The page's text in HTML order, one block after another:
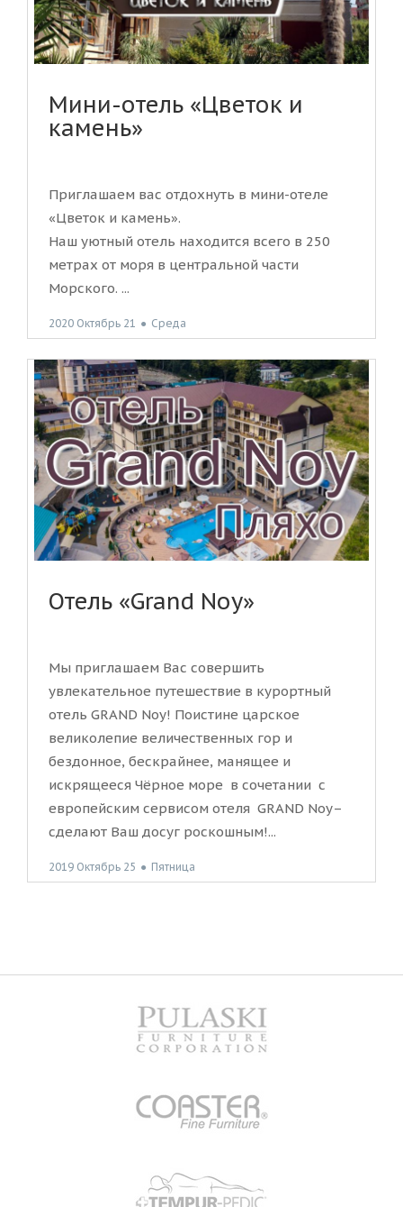
Мини-отель «Цветок и
камень»
Приглашаем вас отдохнуть в мини-отеле
«Цветок и камень».
Наш уютный отель находится всего в 250
метрах от моря в центральной части
Морского. ...
2020 Октябрь 21 ● Среда
Отель «Grand Noy»
Мы приглашаем Вас совершить
увлекательное путешествие в курортный
отель GRAND Noy! Поистине царское
великолепие величественных гор и
бездонное, бескрайнее, манящее и
искрящееся Чёрное море в сочетании с
европейским сервисом отеля GRAND Noy–
сделают Ваш досуг роскошным!...
2019 Октябрь 25 ● Пятница